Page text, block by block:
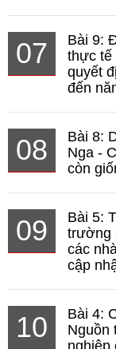
07
Bài 9:
thực tế
quyết
đến
08
Bài 8:
Nga -
còn
09
Bài 5:
trường
các
cập
10
Bài 4:
Nguồn
nghiệp